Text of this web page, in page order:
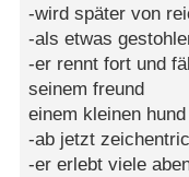
-wird später von
-als etwas
-er rennt fort und
seinem freund
einem kleinen hund
-ab jetzt
-er erlebt viele